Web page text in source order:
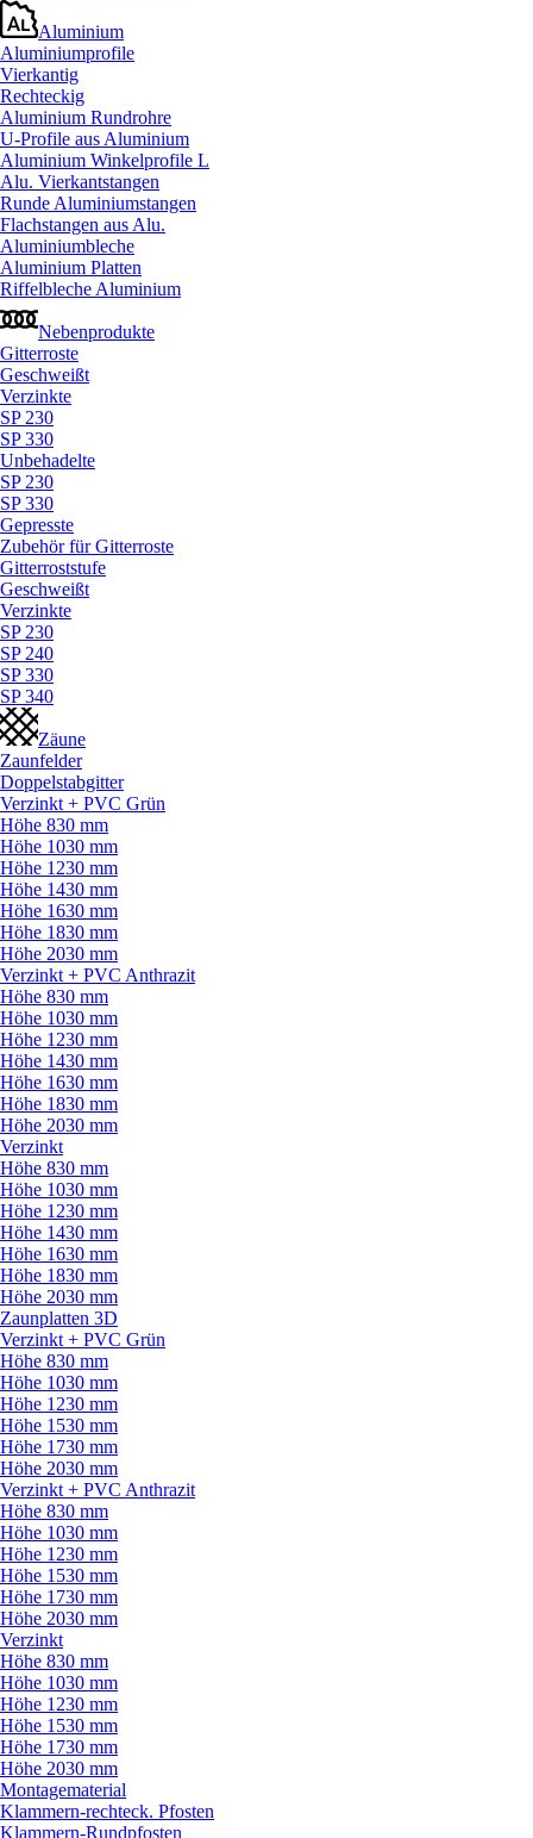
Aluminium
Aluminiumprofile
Vierkantig
Rechteckig
Aluminium Rundrohre
U-Profile aus Aluminium
Aluminium Winkelprofile L
Alu. Vierkantstangen
Runde Aluminiumstangen
Flachstangen aus Alu.
Aluminiumbleche
Aluminium Platten
Riffelbleche Aluminium
Nebenprodukte
Gitterroste
Geschweißt
Verzinkte
SP 230
SP 330
Unbehadelte
SP 230
SP 330
Gepresste
Zubehör für Gitterroste
Gitterroststufe
Geschweißt
Verzinkte
SP 230
SP 240
SP 330
SP 340
Zäune
Zaunfelder
Doppelstabgitter
Verzinkt + PVC Grün
Höhe 830 mm
Höhe 1030 mm
Höhe 1230 mm
Höhe 1430 mm
Höhe 1630 mm
Höhe 1830 mm
Höhe 2030 mm
Verzinkt + PVC Anthrazit
Höhe 830 mm
Höhe 1030 mm
Höhe 1230 mm
Höhe 1430 mm
Höhe 1630 mm
Höhe 1830 mm
Höhe 2030 mm
Verzinkt
Höhe 830 mm
Höhe 1030 mm
Höhe 1230 mm
Höhe 1430 mm
Höhe 1630 mm
Höhe 1830 mm
Höhe 2030 mm
Zaunplatten 3D
Verzinkt + PVC Grün
Höhe 830 mm
Höhe 1030 mm
Höhe 1230 mm
Höhe 1530 mm
Höhe 1730 mm
Höhe 2030 mm
Verzinkt + PVC Anthrazit
Höhe 830 mm
Höhe 1030 mm
Höhe 1230 mm
Höhe 1530 mm
Höhe 1730 mm
Höhe 2030 mm
Verzinkt
Höhe 830 mm
Höhe 1030 mm
Höhe 1230 mm
Höhe 1530 mm
Höhe 1730 mm
Höhe 2030 mm
Montagematerial
Klammern-rechteck. Pfosten
Klammern-Rundpfosten